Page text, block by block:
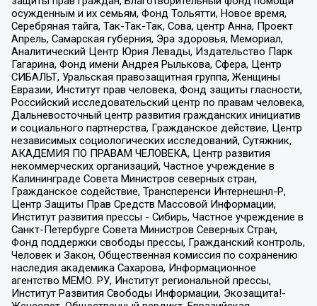
осужденным и их семьям, Фонд Тольятти, Новое время,
Серебряная тайга, Так-Так-Так, Сова, центр Анна, Проект
Апрель, Самарская губерния, Эра здоровья, Мемориал,
Аналитический Центр Юрия Левады, Издательство Парк
Гагарина, Фонд имени Андрея Рылькова, Сфера, Центр
СИБАЛЬТ, Уральская правозащитная группа, Женщины
Евразии, Институт прав человека, Фонд защиты гласности,
Российский исследовательский центр по правам человека,
Дальневосточный центр развития гражданских инициатив
и социального партнерства, Гражданское действие, Центр
независимых социологических исследований, Сутяжник,
АКАДЕМИЯ ПО ПРАВАМ ЧЕЛОВЕКА, Центр развития
некоммерческих организаций, Частное учреждение в
Калининграде Совета Министров северных стран,
Гражданское содействие, Трансперенси Интернешнл-Р,
Центр Защиты Прав Средств Массовой Информации,
Институт развития прессы - Сибирь, Частное учреждение в
Санкт-Петербурге Совета Министров Северных Стран,
Фонд поддержки свободы прессы, Гражданский контроль,
Человек и Закон, Общественная комиссия по сохранению
наследия академика Сахарова, Информационное
агентство МЕМО. РУ, Институт региональной прессы,
Институт Развития Свободы Информации, Экозащита!-